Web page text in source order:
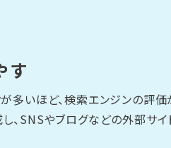
す
多いほど、検索エンジンの評
、SNSやブログなどの外部サ